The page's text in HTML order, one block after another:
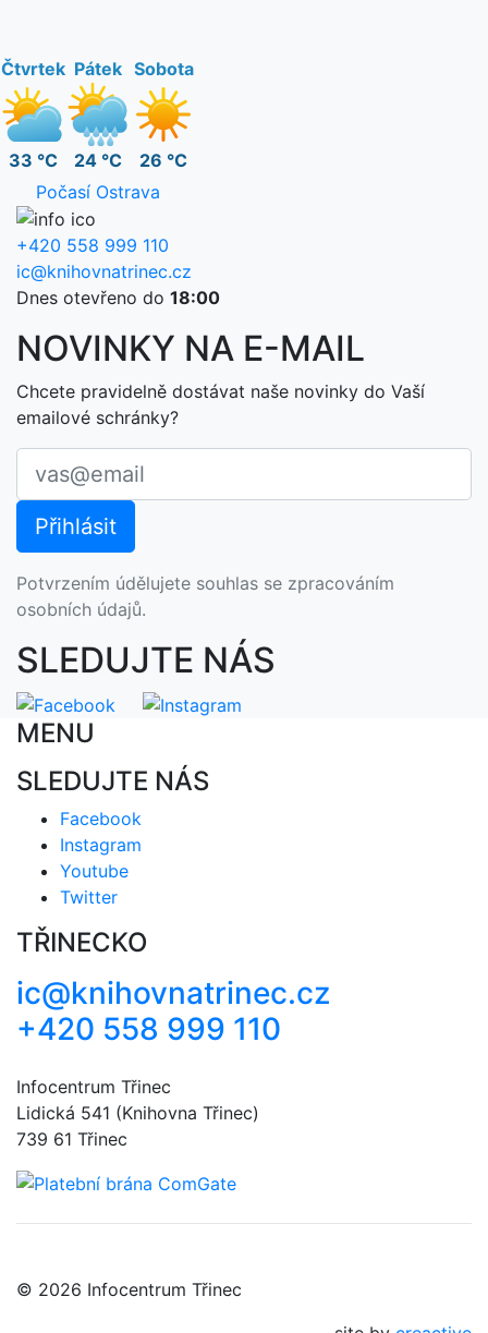
Čtvrtek
33 °C
Pátek
24 °C
Sobota
26 °C
Počasí Ostrava
+420 558 999 110
ic@knihovnatrinec.cz
Dnes otevřeno do 18:00
NOVINKY NA E-MAIL
Chcete pravidelně dostávat naše novinky do Vaší
emailové schránky?
Potvrzením údělujete souhlas se zpracováním
osobních údajů.
SLEDUJTE NÁS
MENU
SLEDUJTE NÁS
Facebook
Instagram
Youtube
Twitter
TŘINECKO
ic@knihovnatrinec.cz
+420 558 999 110
Infocentrum Třinec
Lidická 541 (Knihovna Třinec)
739 61 Třinec
© 2026 Infocentrum Třinec